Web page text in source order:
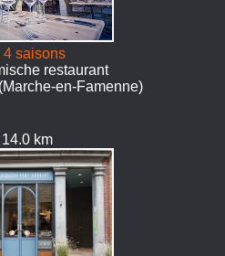
4 saisons
restaurant
en-Famenne)
km